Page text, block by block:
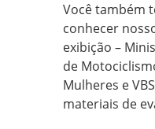
Você também
conhecer
exibição –
de
Mulheres e
materiais de